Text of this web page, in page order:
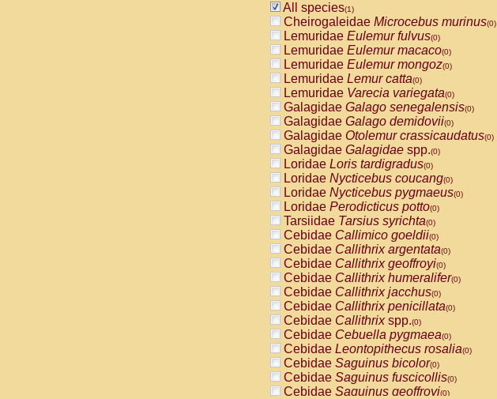
All species(1)
Cheirogaleidae Microcebus murinus(0)
Lemuridae Eulemur fulvus(0)
Lemuridae Eulemur macaco(0)
Lemuridae Eulemur mongoz(0)
Lemuridae Lemur catta(0)
Lemuridae Varecia variegata(0)
Galagidae Galago senegalensis(0)
Galagidae Galago demidovii(0)
Galagidae Otolemur crassicaudatus(0)
Galagidae Galagidae spp.(0)
Loridae Loris tardigradus(0)
Loridae Nycticebus coucang(0)
Loridae Nycticebus pygmaeus(0)
Loridae Perodicticus potto(0)
Tarsiidae Tarsius syrichta(0)
Cebidae Callimico goeldii(0)
Cebidae Callithrix argentata(0)
Cebidae Callithrix geoffroyi(0)
Cebidae Callithrix humeralifer(0)
Cebidae Callithrix jacchus(0)
Cebidae Callithrix penicillata(0)
Cebidae Callithrixspp.(0)
Cebidae Cebuella pygmaea(0)
Cebidae Leontopithecus rosalia(0)
Cebidae Saguinus bicolor(0)
Cebidae Saguinus fuscicollis(0)
Cebidae Saguinus geoffroyi(0)